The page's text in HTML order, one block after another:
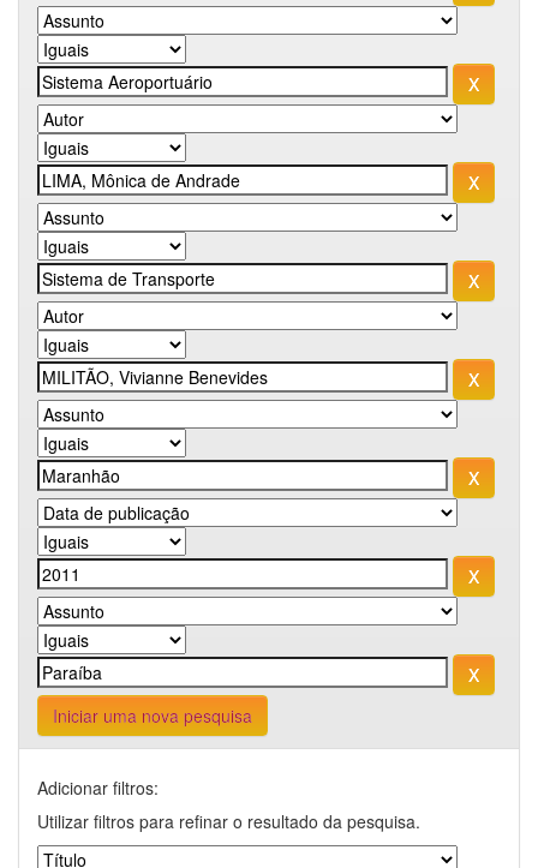
Iniciar uma nova pesquisa
Adicionar filtros:
Utilizar filtros para refinar o resultado da pesquisa.